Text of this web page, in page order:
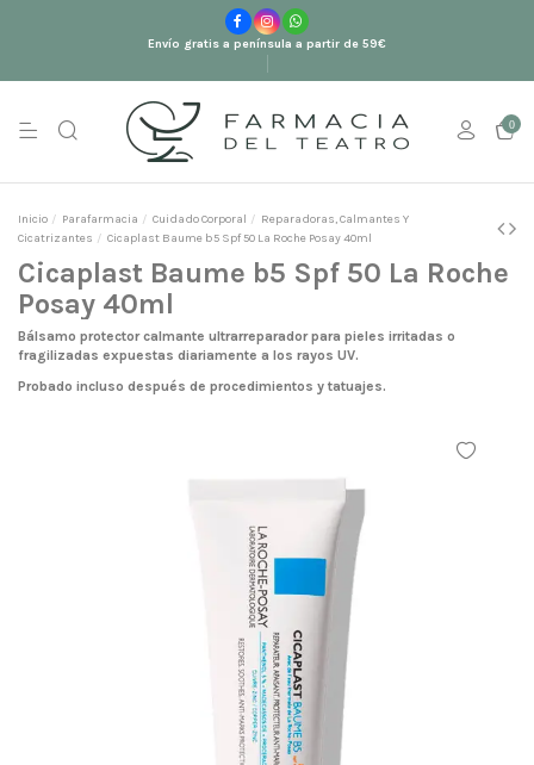
Envío gratis a península a partir de 59€
0
Inicio Parafarmacia Cuidado Corporal
Reparadoras, Calmantes Y
Cicatrizantes
Cicaplast Baume b5 Spf 50 La Roche Posay 40ml
Cicaplast Baume b5 Spf 50 La Roche
Posay 40ml
Bálsamo protector calmante ultrarreparador para pieles irritadas o
fragilizadas expuestas diariamente a los rayos UV.
Probado incluso después de procedimientos y tatuajes.